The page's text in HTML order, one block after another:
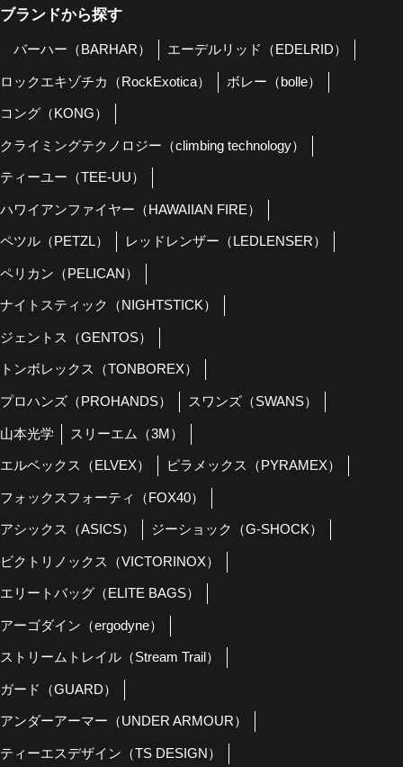
ブランドから探す
バーハー（BARHAR） エーデルリッド（EDELRID）
ロックエキゾチカ（RockExotica） ボレー（bolle）
コング（KONG）
クライミングテクノロジー（climbing technology）
ティーユー（TEE-UU）
ハワイアンファイヤー（HAWAIIAN FIRE）
ペツル（PETZL） レッドレンザー（LEDLENSER）
ペリカン（PELICAN）
ナイトスティック（NIGHTSTICK）
ジェントス（GENTOS）
トンボレックス（TONBOREX）
プロハンズ（PROHANDS） スワンズ（SWANS）
山本光学 スリーエム（3M）
エルベックス（ELVEX） ピラメックス（PYRAMEX）
フォックスフォーティ（FOX40）
アシックス（ASICS） ジーショック（G-SHOCK）
ビクトリノックス（VICTORINOX）
エリートバッグ（ELITE BAGS）
アーゴダイン（ergodyne）
ストリームトレイル（Stream Trail）
ガード（GUARD）
アンダーアーマー（UNDER ARMOUR）
ティーエスデザイン（TS DESIGN）